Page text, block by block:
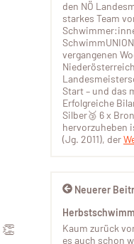
den NÖ
starkes Team
vergangenen
Start – und das
Erfolgreiche
Silber🥉 6 x
hervorzuheben
(Jg. 2011), der
Neuerer
Kaum zurück
es auch schon